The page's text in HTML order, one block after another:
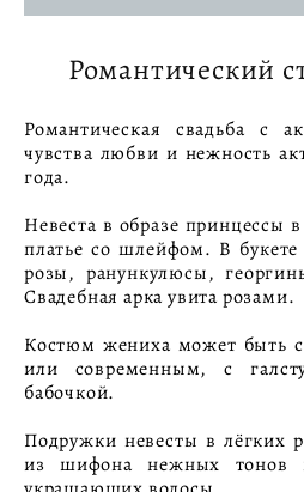
Романтический
Романтическая свадьба с
чувства любви и нежность
года.
Невеста в образе принцессы
платье со шлейфом. В
розы, ранункулюсы,
Свадебная арка увита розами.
Костюм жениха может быть
или современным, с
бабочкой.
Подружки невесты в лёгких
из шифона нежных тонов